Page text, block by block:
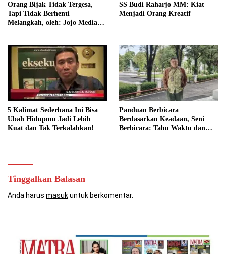
Orang Bijak Tidak Tergesa,
Tapi Tidak Berhenti
Melangkah, oleh: Jojo Media
SS Budi Raharjo MM: Kiat
Menjadi Orang Kreatif
5 Kalimat Sederhana Ini Bisa
Ubah Hidupmu Jadi Lebih
Kuat dan Tak Terkalahkan!
Panduan Berbicara
Berdasarkan Keadaan, Seni
Berbicara: Tahu Waktu dan
Tinggalkan Balasan
Anda harus masukuntuk berkomentar.